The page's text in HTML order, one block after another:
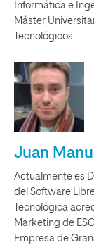
Informática e
Máster
Tecnológicos.
Juan
Actualmente es
del Software
Tecnológica
Marketing de
Empresa de